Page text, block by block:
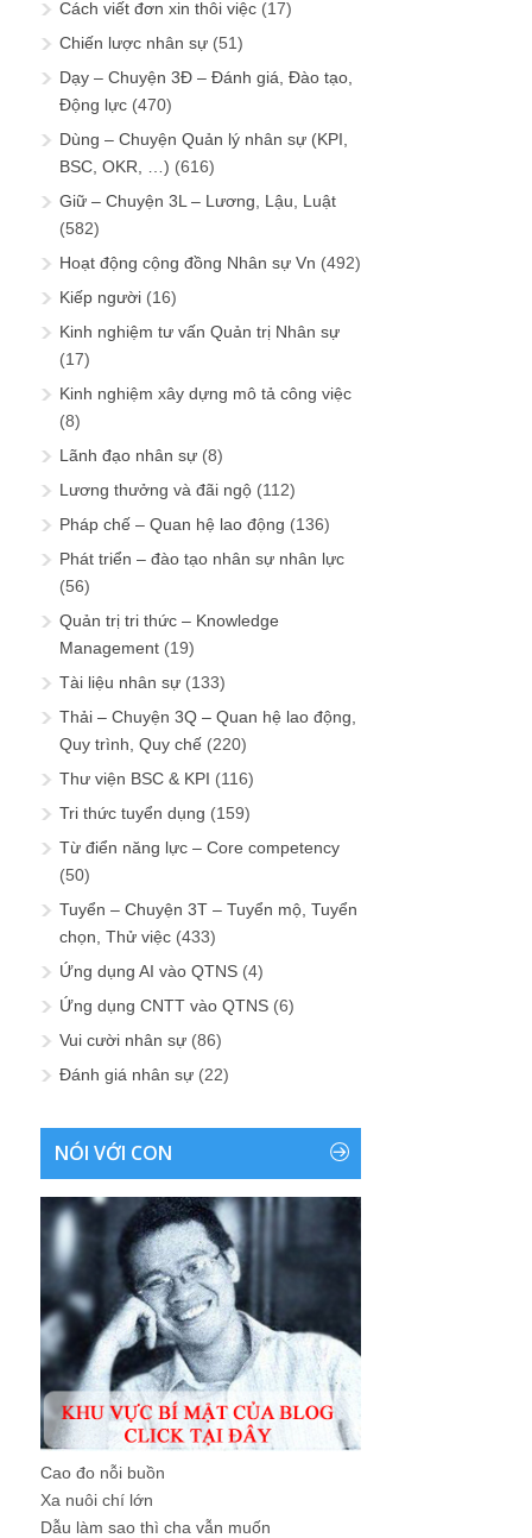
Cách viết đơn xin thôi việc (17)
Chiến lược nhân sự (51)
Dạy – Chuyện 3Đ – Đánh giá, Đào tạo,
Động lực (470)
Dùng – Chuyện Quản lý nhân sự (KPI,
BSC, OKR, …) (616)
Giữ – Chuyện 3L – Lương, Lậu, Luật
(582)
Hoạt động cộng đồng Nhân sự Vn (492)
Kiếp người (16)
Kinh nghiệm tư vấn Quản trị Nhân sự
(17)
Kinh nghiệm xây dựng mô tả công việc
(8)
Lãnh đạo nhân sự (8)
Lương thưởng và đãi ngộ (112)
Pháp chế – Quan hệ lao động (136)
Phát triển – đào tạo nhân sự nhân lực
(56)
Quản trị tri thức – Knowledge
Management (19)
Tài liệu nhân sự (133)
Thải – Chuyện 3Q – Quan hệ lao động,
Quy trình, Quy chế (220)
Thư viện BSC & KPI (116)
Tri thức tuyển dụng (159)
Từ điển năng lực – Core competency
(50)
Tuyển – Chuyện 3T – Tuyển mộ, Tuyển
chọn, Thử việc (433)
Ứng dụng AI vào QTNS (4)
Ứng dụng CNTT vào QTNS (6)
Vui cười nhân sự (86)
Đánh giá nhân sự (22)
NÓI VỚI CON
Cao đo nỗi buồn
Xa nuôi chí lớn
Dẫu làm sao thì cha vẫn muốn